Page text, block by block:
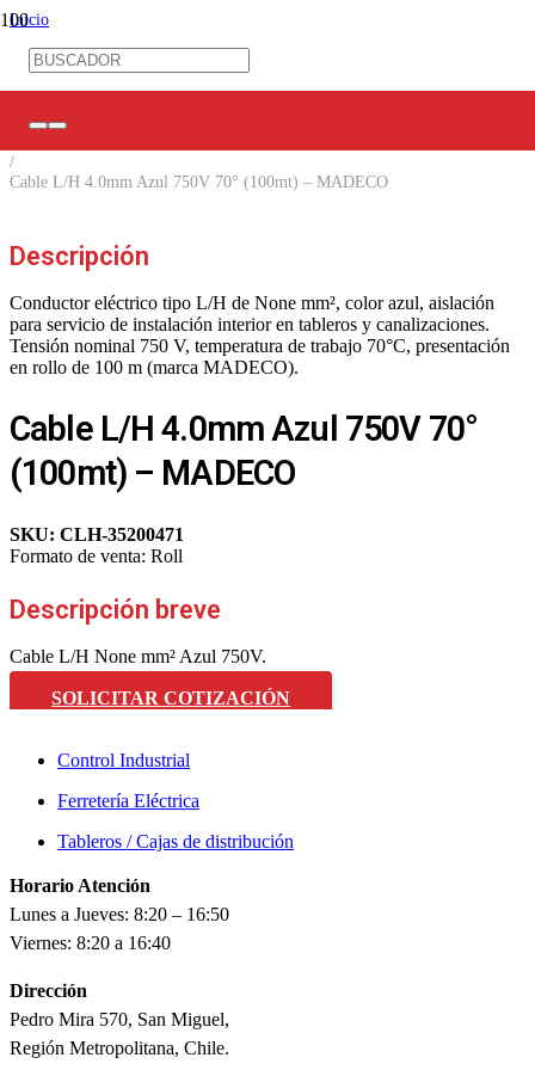
Inicio
Ferretería Eléctrica
/
Cable L/H 4.0mm Azul 750V 70° (100mt) – MADECO
Descripción
Conductor eléctrico tipo L/H de None mm², color azul, aislación
para servicio de instalación interior en tableros y canalizaciones.
Tensión nominal 750 V, temperatura de trabajo 70°C, presentación
en rollo de 100 m (marca MADECO).
Cable L/H 4.0mm Azul 750V 70°
(100mt) – MADECO
SKU: CLH-35200471
Formato de venta: Roll
Descripción breve
Cable L/H None mm² Azul 750V.
SOLICITAR COTIZACIÓN
Control Industrial
Ferretería Eléctrica
Tableros / Cajas de distribución
Horario Atención
Lunes a Jueves: 8:20 – 16:50
Viernes: 8:20 a 16:40
Dirección
Pedro Mira 570, San Miguel,
Región Metropolitana, Chile.